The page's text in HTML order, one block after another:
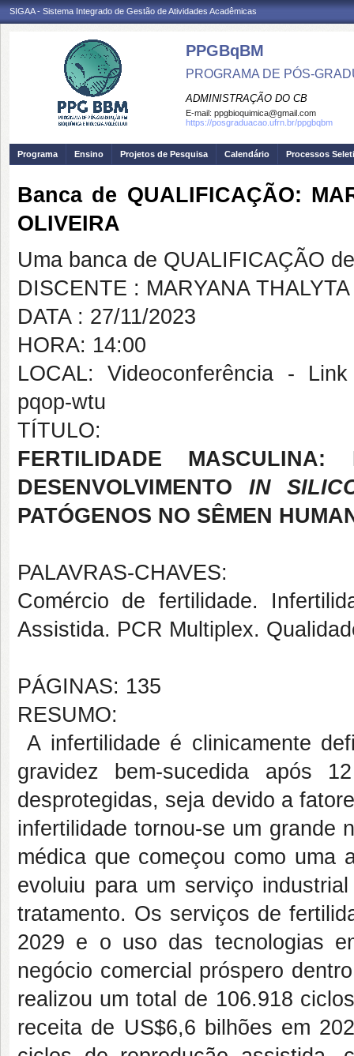
SIGAA - Sistema Integrado de Gestão de Atividades Acadêmicas
PPGBqBM
PROGRAMA DE PÓS-
ADMINISTRAÇÃO DO CB
E-mail: ppgbioquimica@gmail.com
https://posgraduacao.ufrn.br/ppgbqbm
Programa Ensino Projetos de Pesquisa Calendário Processos
Banca de QUALIFICAÇÃO:
OLIVEIRA
Uma banca de QUALIFICAÇÃO
DISCENTE : MARYANA
DATA : 27/11/2023
HORA: 14:00
LOCAL: Videoconferência -
pqop-wtu
TÍTULO:
FERTILIDADE
DESENVOLVIMENTO IN
PATÓGENOS NO SÊMEN
PALAVRAS-CHAVES:
Comércio de fertilidade.
Assistida. PCR Multiplex.
PÁGINAS: 135
RESUMO:
A infertilidade é clinicamente
gravidez bem-sucedida após
desprotegidas, seja devido a
infertilidade tornou-se um grande
médica que começou como uma
evoluiu para um serviço
tratamento. Os serviços de
2029 e o uso das tecnologias
negócio comercial próspero
realizou um total de 106.918
receita de US$6,6 bilhões em